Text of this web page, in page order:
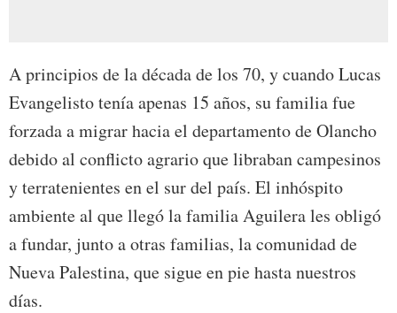
A principios de la década de los 70, y cuando Lucas
Evangelisto tenía apenas 15 años, su familia fue
forzada a migrar hacia el departamento de Olancho
debido al conflicto agrario que libraban campesinos
y terratenientes en el sur del país. El inhóspito
ambiente al que llegó la familia Aguilera les obligó
a fundar, junto a otras familias, la comunidad de
Nueva Palestina, que sigue en pie hasta nuestros
días.